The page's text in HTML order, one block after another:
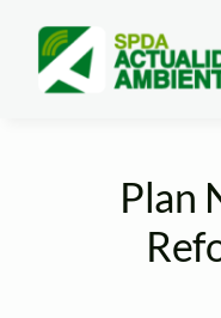
content
Plan